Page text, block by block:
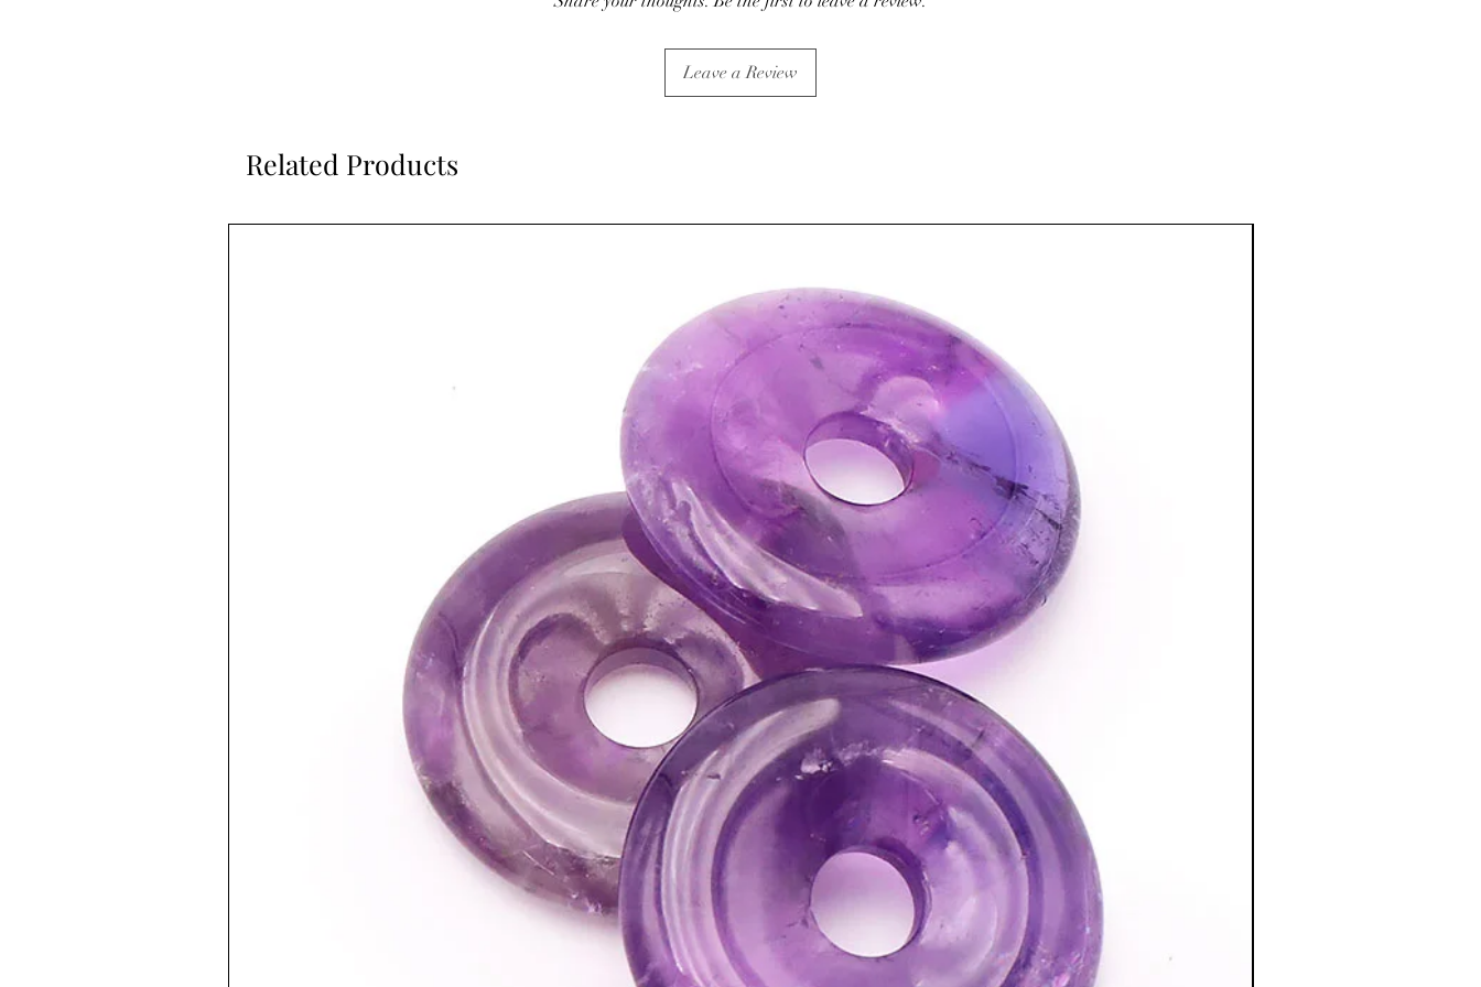
Leave a Review
Related Products